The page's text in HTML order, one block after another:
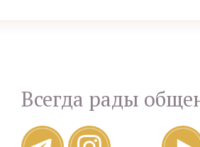
Всегда рады